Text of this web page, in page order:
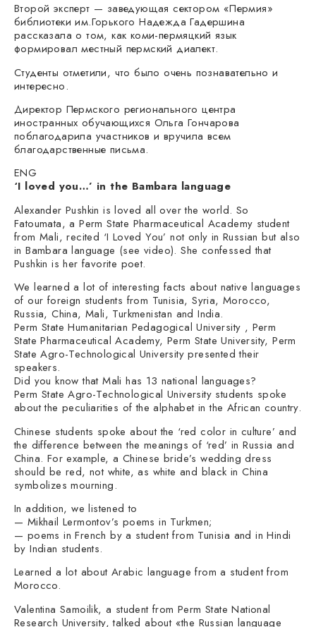
Второй эксперт — заведующая сектором «Пермия»
библиотеки им.Горького Надежда Гадершина
рассказала о том, как коми-пермяцкий язык
формировал местный пермский диалект.
Студенты отметили, что было очень познавательно и
интересно.
Директор Пермского регионального центра
иностранных обучающихся Ольга Гончарова
поблагодарила участников и вручила всем
благодарственные письма.
ENG
‘I loved you…’ in the Bambara language
Alexander Pushkin is loved all over the world. So
Fatoumata, a Perm State Pharmaceutical Academy student
from Mali, recited ‘I Loved You’ not only in Russian but also
in Bambara language (see video). She confessed that
Pushkin is her favorite poet.
We learned a lot of interesting facts about native languages
of our foreign students from Tunisia, Syria, Morocco,
Russia, China, Mali, Turkmenistan and India.
Perm State Humanitarian Pedagogical University , Perm
State Pharmaceutical Academy, Perm State University, Perm
State Agro-Technological University presented their
speakers.⠀
Did you know that Mali has 13 national languages?
Perm State Agro-Technological University students spoke
about the peculiarities of the alphabet in the African country.
Chinese students spoke about the ‘red color in culture’ and
the difference between the meanings of ‘red’ in Russia and
China. For example, a Chinese bride’s wedding dress
should be red, not white, as white and black in China
symbolizes mourning.
In addition, we listened to
— Mikhail Lermontov’s poems in Turkmen;
— poems in French by a student from Tunisia and in Hindi
by Indian students.
Learned a lot about Arabic language from a student from
Morocco.
Valentina Samoilik, a student from Perm State National
Research University, talked about «the Russian language